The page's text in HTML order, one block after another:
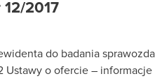
12/2017
do badania
Ustawy o ofercie –